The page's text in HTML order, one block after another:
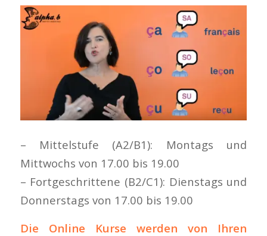
– Mittelstufe (A2/B1): Montags und
Mittwochs von 17.00 bis 19.00
– Fortgeschrittene (B2/C1): Dienstags und
Donnerstags von 17.00 bis 19.00
Die Online Kurse werden von Ihren